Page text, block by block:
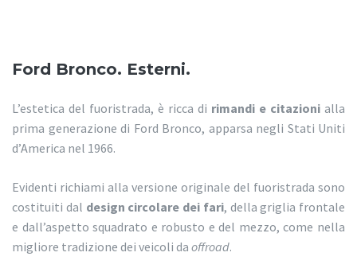
Ford Bronco. Esterni.
L’estetica del fuoristrada, è ricca di rimandi e citazioni alla
prima generazione di Ford Bronco, apparsa negli Stati Uniti
d’America nel 1966.
Evidenti richiami alla versione originale del fuoristrada sono
costituiti dal design circolare dei fari, della griglia frontale
e dall’aspetto squadrato e robusto e del mezzo, come nella
migliore tradizione dei veicoli da offroad.